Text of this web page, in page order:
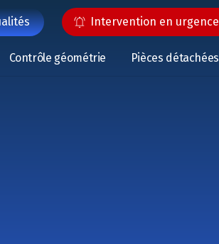
Intervention en urgence
Contrôle géométrie Pièces détachées